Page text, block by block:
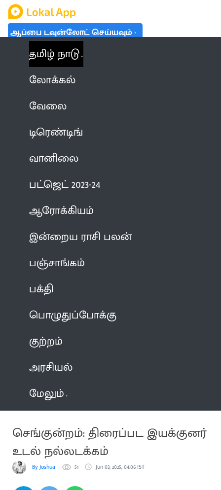
ஆப்பை டவுன்லோட் செய்யவும்
தமிழ் நாடு
லோக்கல்
வேலை
டிரெண்டிங்
வானிலை
பட்ஜெட் 2023-24
ஆரோக்கியம்
இன்றைய ராசி பலன்
பஞ்சாங்கம்
பக்தி
பொழுதுப்போக்கு
குற்றம்
அரசியல்
மேலும்
செங்குன்றம்: திரைப்பட இயக்குனர்
உடல் நல்லடக்கம்
By Joshua 51 Jun 03, 2025, 04:06 IST